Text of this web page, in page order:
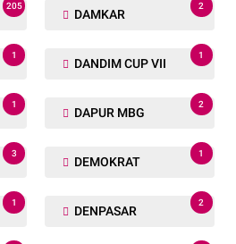
205
DAMKAR
2
1
DANDIM CUP VII
1
1
DAPUR MBG
2
3
DEMOKRAT
1
1
DENPASAR
2